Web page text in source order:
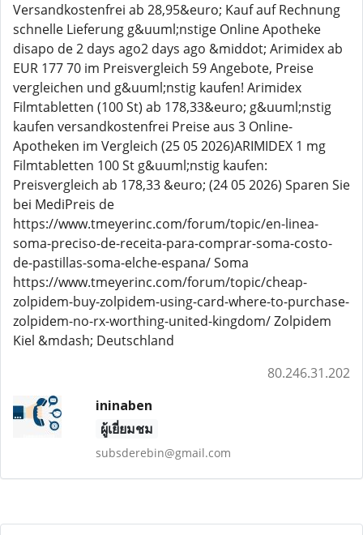
Versandkostenfrei ab 28,95&euro; Kauf auf Rechnung
schnelle Lieferung g&uuml;nstige Online Apotheke
disapo de 2 days ago2 days ago &middot; Arimidex ab
EUR 177 70 im Preisvergleich 59 Angebote, Preise
vergleichen und g&uuml;nstig kaufen! Arimidex
Filmtabletten (100 St) ab 178,33&euro; g&uuml;nstig
kaufen versandkostenfrei Preise aus 3 Online-
Apotheken im Vergleich (25 05 2026)ARIMIDEX 1 mg
Filmtabletten 100 St g&uuml;nstig kaufen:
Preisvergleich ab 178,33 &euro; (24 05 2026) Sparen Sie
bei MediPreis de
https://www.tmeyerinc.com/forum/topic/en-linea-
soma-preciso-de-receita-para-comprar-soma-costo-
de-pastillas-soma-elche-espana/ Soma
https://www.tmeyerinc.com/forum/topic/cheap-
zolpidem-buy-zolpidem-using-card-where-to-purchase-
zolpidem-no-rx-worthing-united-kingdom/ Zolpidem
Kiel &mdash; Deutschland
80.246.31.202
ininaben
ผู้เยี่ยมชม
subsderebin@gmail.com